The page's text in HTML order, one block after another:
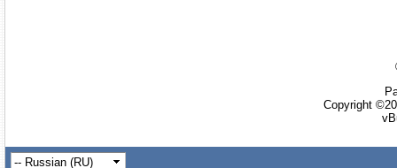
Copyright